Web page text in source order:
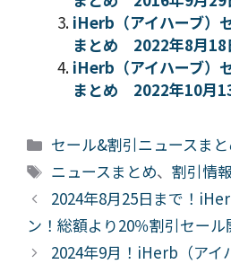
iHerb（アイハーブ）
まとめ 2022年8月18
iHerb（アイハーブ）
まとめ 2022年10月
カ
テ
リ
ー
セール&割引ニュースま
タ
グ
ニュースまとめ、割引情報
2024年8月25日まで！
ン！総額より20％割引セール
2024年9月！iHerb（アイ